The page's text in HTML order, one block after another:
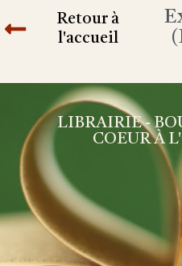
Retour à
l'accueil
LIBRAIRIE -
COEUR À